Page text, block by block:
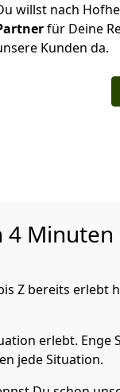
willst nach
für Deine
Kunden da.
4
Z bereits erlebt
erlebt.
jede Situation.